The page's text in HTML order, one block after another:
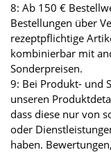
8: Ab 150 €
Bestellungen über
rezeptpflichtige
kombinierbar mit
Sonderpreisen.
9: Bei Produkt- und
unseren
dass diese nur von
oder
haben.